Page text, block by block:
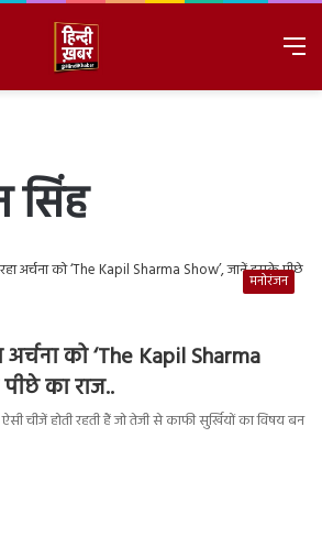
सिंह
मनोरंजन
को ‘The Kapil Sharma
का राज..
चीजें होती रहती हैं जो तेजी से काफी सुर्खियों का विषय बन